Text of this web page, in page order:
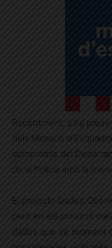
Recentment, s’ha
dels Mossos
compromís del
de la Policia amb la
El projecte Dades
però en els pròxims
dades que de moment